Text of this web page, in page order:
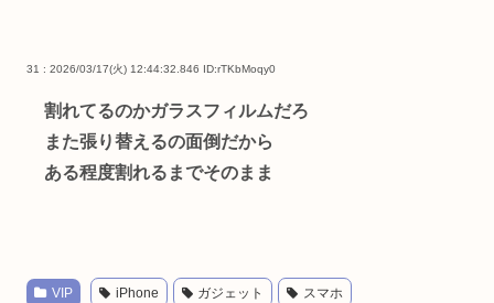
31 : 2026/03/17(火) 12:44:32.846 ID:rTKbMoqy0
割れてるのかガラスフィルムだろ
また張り替えるの面倒だから
ある程度割れるまでそのまま
VIP iPhone ガジェット スマホ